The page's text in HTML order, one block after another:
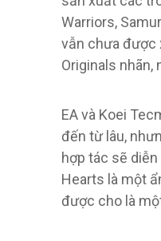
Warriors,
vẫn chưa được
Originals nhãn,
EA và Koei
đến từ lâu,
hợp tác sẽ
Hearts là một
được cho là